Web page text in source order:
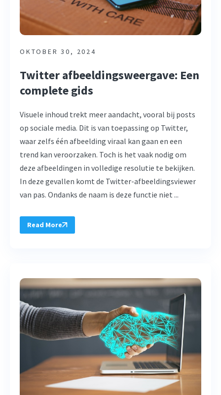
OKTOBER 30, 2024
Twitter afbeeldingsweergave: Een
complete gids
Visuele inhoud trekt meer aandacht, vooral bij posts
op sociale media. Dit is van toepassing op Twitter,
waar zelfs één afbeelding viraal kan gaan en een
trend kan veroorzaken. Toch is het vaak nodig om
deze afbeeldingen in volledige resolutie te bekijken.
In deze gevallen komt de Twitter-afbeeldingsviewer
van pas. Ondanks de naam is deze functie niet ...
Read More